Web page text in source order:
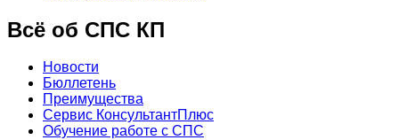
Всё об СПС КП
Новости
Бюллетень
Преимущества
Сервис КонсультантПлюс
Обучение работе с СПС